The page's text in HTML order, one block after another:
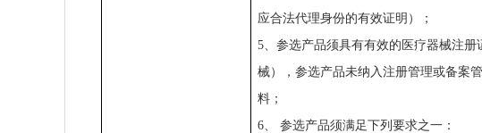
应合法代理身份的有效证明）；
5、参选产品须具有有效的医疗器械注
械），参选产品未纳入注册管理或备案
料；
6、
参选产品须满足下列要求之一：